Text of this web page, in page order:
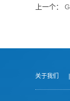
上一个：
关于我们